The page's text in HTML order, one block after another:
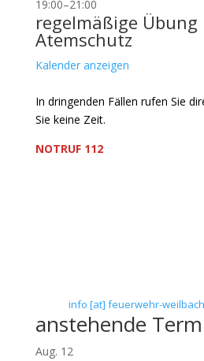
19:00–21:00
regelmäßige Übung
Atemschutz
Kalender anzeigen
In dringenden Fällen rufen Sie
Sie keine Zeit.
NOTRUF 112
info [at] feuerwehr-
anstehende
Aug. 12